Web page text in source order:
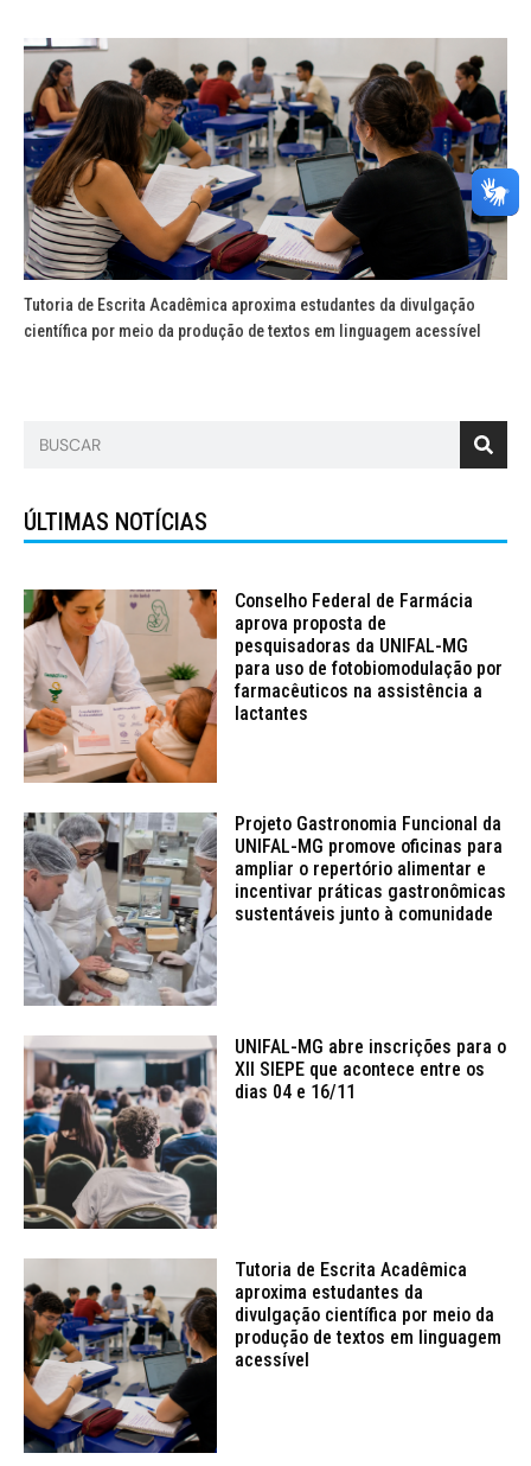
Tutoria de Escrita Acadêmica aproxima estudantes da divulgação
científica por meio da produção de textos em linguagem acessível
ÚLTIMAS NOTÍCIAS
Conselho Federal de Farmácia
aprova proposta de
pesquisadoras da UNIFAL-MG
para uso de fotobiomodulação por
farmacêuticos na assistência a
lactantes
Projeto Gastronomia Funcional da
UNIFAL-MG promove oficinas para
ampliar o repertório alimentar e
incentivar práticas gastronômicas
sustentáveis junto à comunidade
UNIFAL-MG abre inscrições para o
XII SIEPE que acontece entre os
dias 04 e 16/11
Tutoria de Escrita Acadêmica
aproxima estudantes da
divulgação científica por meio da
produção de textos em linguagem
acessível